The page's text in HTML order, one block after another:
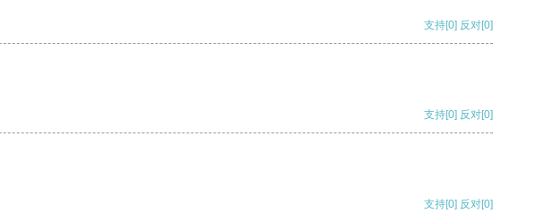
支持[0] 反对[0]
支持[0] 反对[0]
支持[0] 反对[0]